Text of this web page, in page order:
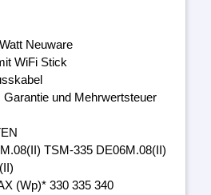
Neuware
WiFi Stick
und Mehrwertsteuer
TSM-335 DE06M.08(II)
(Wp)* 330 335 340